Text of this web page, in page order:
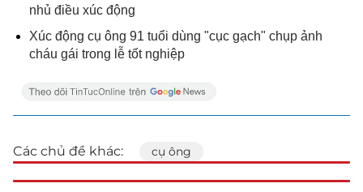
nhủ điều xúc động
Xúc động cụ ông 91 tuổi dùng "cục gạch" chụp ảnh
cháu gái trong lễ tốt nghiệp
Các chủ đề khác: cụ ông